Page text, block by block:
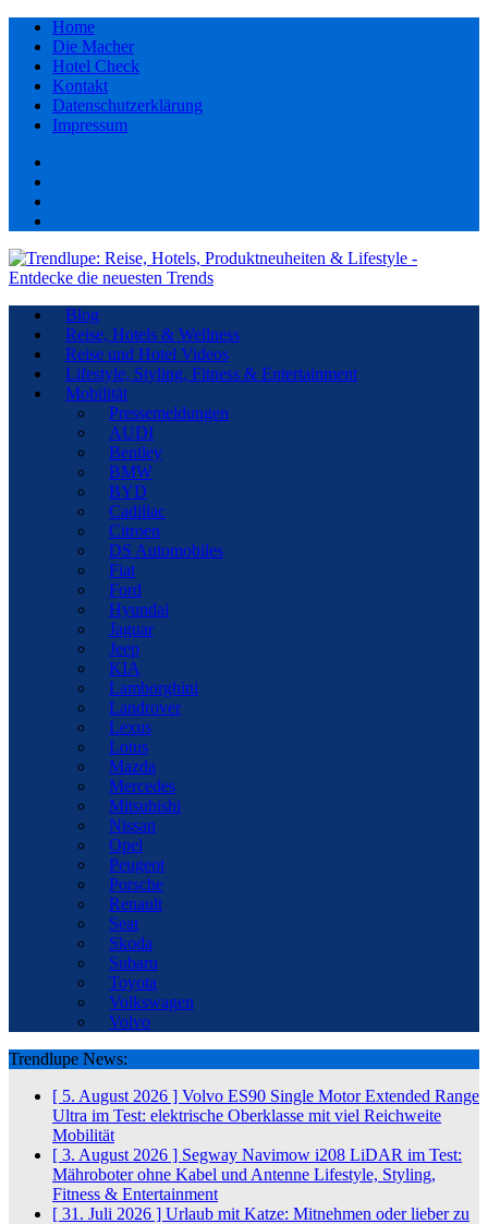
Home
Die Macher
Hotel Check
Kontakt
Datenschutzerklärung
Impressum
Blog
Reise, Hotels & Wellness
Reise und Hotel Videos
Lifestyle, Styling, Fitness & Entertainment
Mobilität
Pressemeldungen
AUDI
Bentley
BMW
BYD
Cadillac
Citroen
DS Automobiles
Fiat
Ford
Hyundai
Jaguar
Jeep
KIA
Lamborghini
Landrover
Lexus
Lotus
Mazda
Mercedes
Mitsubishi
Nissan
Opel
Peugeot
Porsche
Renault
Seat
Skoda
Subaru
Toyota
Volkswagen
Volvo
Trendlupe News:
[ 5. August 2026 ] Volvo ES90 Single Motor Extended Range
Ultra im Test: elektrische Oberklasse mit viel Reichweite
Mobilität
[ 3. August 2026 ] Segway Navimow i208 LiDAR im Test:
Mähroboter ohne Kabel und Antenne Lifestyle, Styling,
Fitness & Entertainment
[ 31. Juli 2026 ] Urlaub mit Katze: Mitnehmen oder lieber zu